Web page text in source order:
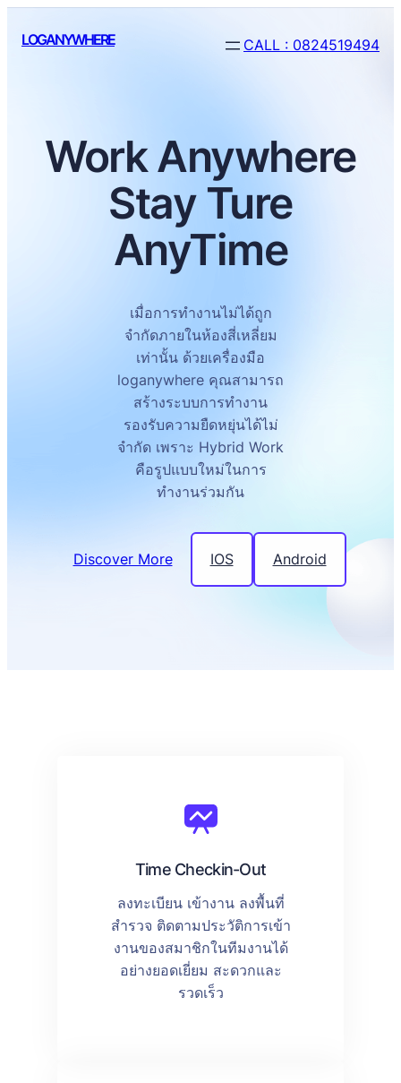
LOGANYWHERE CALL : 0824519494
Work Anywhere
Stay Ture
AnyTime
เมื่อการทำงานไม่ได้ถูก
จำกัดภายในห้องสี่เหลี่ยม
เท่านั้น ด้วยเครื่องมือ
loganywhere คุณสามารถ
สร้างระบบการทำงาน
รองรับความยืดหยุ่นได้ไม่
จำกัด เพราะ Hybrid Work
คือรูปแบบใหม่ในการ
ทำงานร่วมกัน
Discover More IOS Android
Time Checkin-Out
ลงทะเบียน เข้างาน ลงพื้นที่
สำรวจ ติดตามประวัติการเข้า
งานของสมาชิกในทีมงานได้
อย่างยอดเยี่ยม สะดวกและ
รวดเร็ว